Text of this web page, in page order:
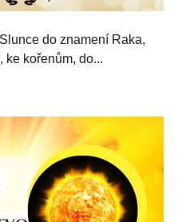
do znamení Raka,
ke kořenům, do...